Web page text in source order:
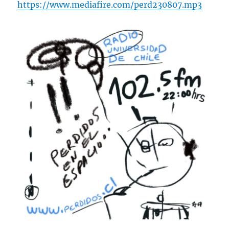
102.5fm
https://www.mediafire.com/perd230807.mp3